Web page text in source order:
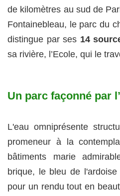
de kilomètres au sud de
Fontainebleau, le parc du
distingue par ses 14
sa rivière, l’Ecole, qui le
Un parc façonné par
L'eau omniprésente
promeneur à la
bâtiments marie
brique, le bleu de
pour un rendu tout en